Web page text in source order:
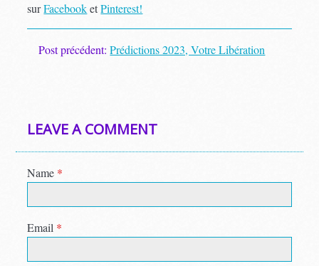
surFacebooketPinterest!
Post précédent:Prédictions 2023, Votre Libération
LEAVE A COMMENT
Name *
Email *